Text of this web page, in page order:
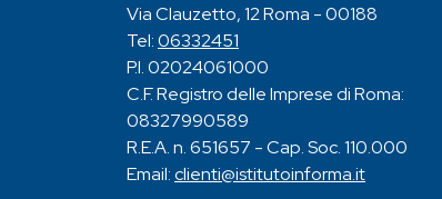
Via Clauzetto, 12 Roma - 00188
Tel:06332451
P.I. 02024061000
C.F. Registro delle Imprese di Roma:
08327990589
R.E.A. n. 651657 - Cap. Soc. 110.000
Email:clienti@istitutoinforma.it